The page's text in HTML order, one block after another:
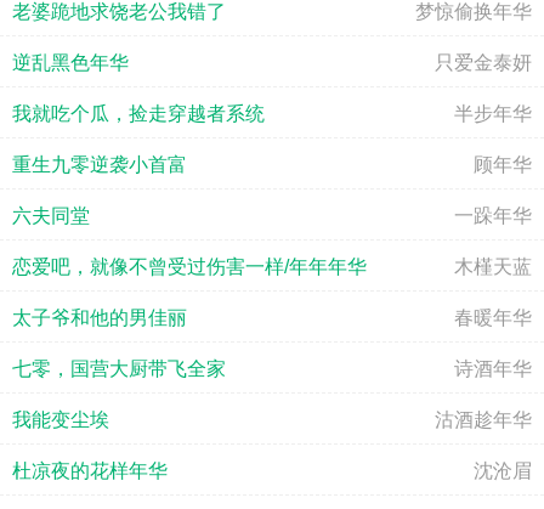
老婆跪地求饶老公我错了 梦惊偷换年华
逆乱黑色年华 只爱金泰妍
我就吃个瓜，捡走穿越者系统 半步年华
重生九零逆袭小首富 顾年华
六夫同堂 一跺年华
恋爱吧，就像不曾受过伤害一样/年年年华 木槿天蓝
太子爷和他的男佳丽 春暖年华
七零，国营大厨带飞全家 诗酒年华
我能变尘埃 沽酒趁年华
杜凉夜的花样年华 沈沧眉